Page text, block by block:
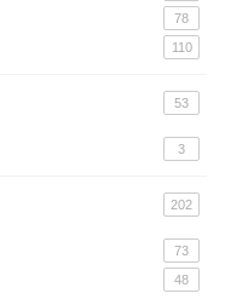
78
110
53
3
202
73
48